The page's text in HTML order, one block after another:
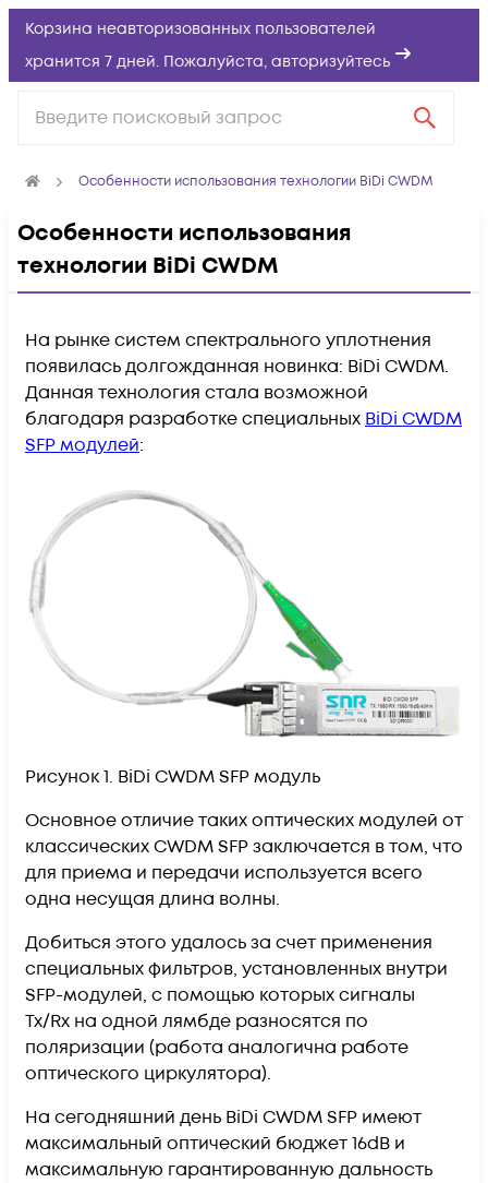
Корзина неавторизованных пользователей
хранится 7 дней. Пожалуйста, авторизуйтесь
Особенности использования технологии BiDi CWDM
Особенности использования
технологии BiDi CWDM
На рынке систем спектрального уплотнения
появилась долгожданная новинка: BiDi CWDM.
Данная технология стала возможной
благодаря разработке специальных BiDi CWDM
SFP модулей:
Рисунок 1. BiDi CWDM SFP модуль
Основное отличие таких оптических модулей от
классических CWDM SFP заключается в том, что
для приема и передачи используется всего
одна несущая длина волны.
Добиться этого удалось за счет применения
специальных фильтров, установленных внутри
SFP-модулей, с помощью которых сигналы
Tx/Rx на одной лямбде разносятся по
поляризации (работа аналогична работе
оптического циркулятора).
На сегодняшний день BiDi CWDM SFP имеют
максимальный оптический бюджет 16dB и
максимальную гарантированную дальность